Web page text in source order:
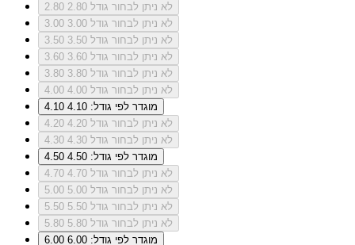
2.80
לא ניתן לבחור גודל 2.80
3.00
לא ניתן לבחור גודל 3.00
3.50
לא ניתן לבחור גודל 3.50
3.60
לא ניתן לבחור גודל 3.60
3.80
לא ניתן לבחור גודל 3.80
4.00
לא ניתן לבחור גודל 4.00
4.10
מוגדר לפי גודל: 4.10
4.20
לא ניתן לבחור גודל 4.20
4.30
לא ניתן לבחור גודל 4.30
4.50
מוגדר לפי גודל: 4.50
4.70
לא ניתן לבחור גודל 4.70
5.00
לא ניתן לבחור גודל 5.00
5.50
לא ניתן לבחור גודל 5.50
5.80
לא ניתן לבחור גודל 5.80
6.00
מוגדר לפי גודל: 6.00